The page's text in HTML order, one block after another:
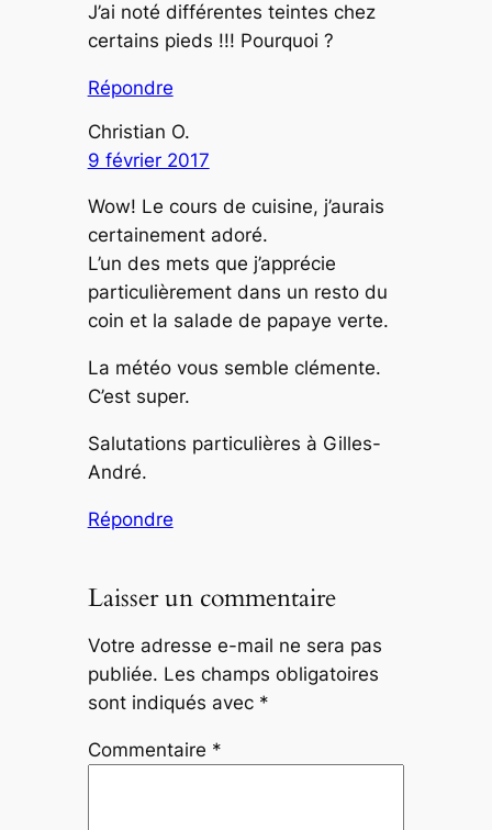
J’ai noté différentes teintes chez
certains pieds !!! Pourquoi ?
Répondre
Christian O.
9 février 2017
Wow! Le cours de cuisine, j’aurais
certainement adoré.
L’un des mets que j’apprécie
particulièrement dans un resto du
coin et la salade de papaye verte.
La météo vous semble clémente.
C’est super.
Salutations particulières à Gilles-
André.
Répondre
Laisser un commentaire
Votre adresse e-mail ne sera pas
publiée. Les champs obligatoires
sont indiqués avec *
Commentaire *